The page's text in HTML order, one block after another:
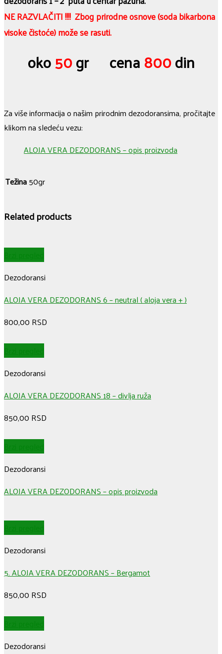
NE RAZVLAČITI !!!! Zbog prirodne osnove (soda bikarbona
visoke čistoće) može se rasuti.
oko50gr cena800din
Za više informacija o našim prirodnim dezodoransima, pročitajte
klikom na sledeću vezu:
ALOJA VERA DEZODORANS – opis proizvoda
Težina50gr
Related products
Dezodoransi
ALOJA VERA DEZODORANS 6 – neutral ( aloja vera + )
800,00 RSD
Dezodoransi
ALOJA VERA DEZODORANS 18 – divlja ruža
850,00 RSD
Dezodoransi
ALOJA VERA DEZODORANS – opis proizvoda
Dezodoransi
5. ALOJA VERA DEZODORANS – Bergamot
850,00 RSD
Dezodoransi